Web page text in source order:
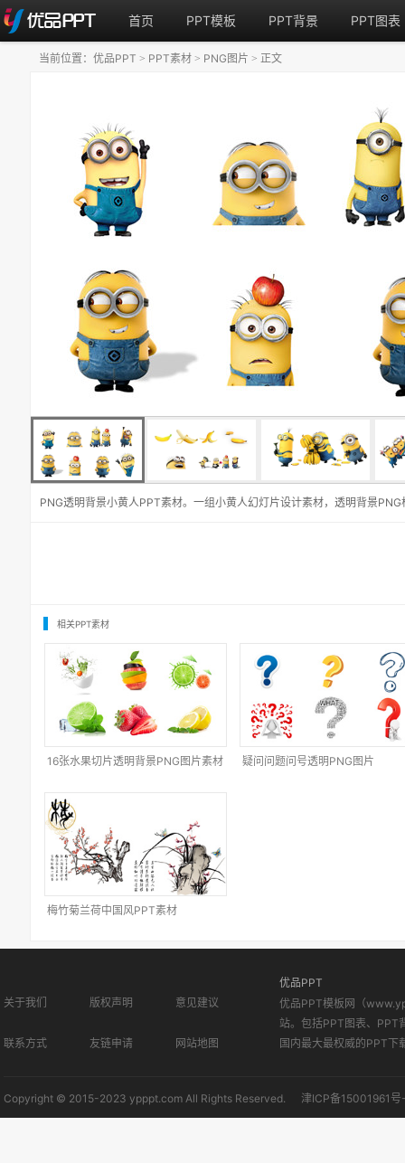
首页 PPT模板 PPT背景 PPT图表
PNG透明背景小黄人PPT素材。一组小黄人幻灯片设计素材，透明背景
当前位置： 优品PPT > PPT素材 > PNG图片 > 正文
相关PPT素材
16张水果切片透明背景PNG图片素材 疑问问题问号透明PNG图片
梅竹菊兰荷中国风PPT素材
关于我们 版权声明 意见建议
联系方式 友链申请 网站地图
优品PPT
优品PPT模板网（
站。包括PPT图表、PPT
国内最大最权威的PPT下
Copyright © 2015-2023 ypppt.com All Rights Reserved. 津ICP备15001961号